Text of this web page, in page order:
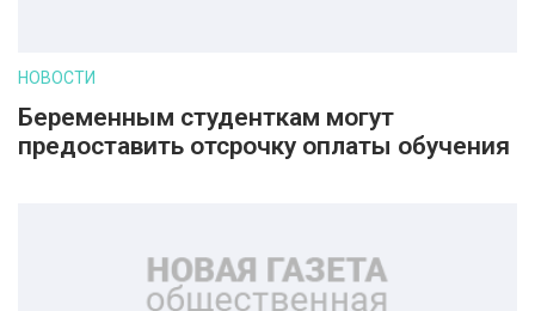
НОВОСТИ
Беременным студенткам могут
предоставить отсрочку оплаты обучения